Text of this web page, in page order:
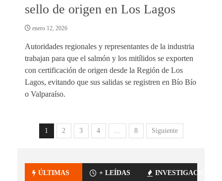
sello de origen en Los Lagos
enero 12, 2026
Autoridades regionales y representantes de la industria
trabajan para que el salmón y los mitílidos se exporten
con certificación de origen desde la Región de Los
Lagos, evitando que sus salidas se registren en Bío Bío
o Valparaíso.
1 2 3 4 8 Siguiente
ÚLTIMAS + LEÍDAS INVESTIGACIÓN